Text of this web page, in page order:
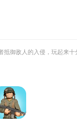
御敌人的入侵，玩起来十